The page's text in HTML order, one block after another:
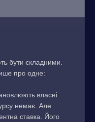
бути складними.
про одне:
власні
немає. Але
ставка. Його